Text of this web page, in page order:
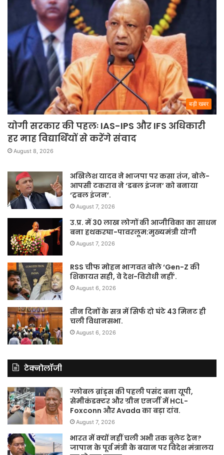
बड़ी खबर
योगी सरकार की पहलः IAS-IPS और IFS अधिकारी
हर माह विद्यार्थियों से करेंगे संवाद
August 8, 2026
अखिलेश यादव ने भाजपा पर कसा तंज, बोले-
आपसी टकराव ने ‘डबल इंजन’ को बनाया
‘ट्रबल इंजन’.
August 7, 2026
उ.प्र. में 30 लाख लोगों की आजीविका का साधन
बना हथकरघा-पावरलूम:मुख्यमंत्री योगी
August 7, 2026
RSS चीफ मोहन भागवत बोले ‘Gen-Z की
शिकायत सही, वे देश-विरोधी नहीं’.
August 6, 2026
तीन दिनों के सत्र में सिर्फ दो घंटे 43 मिनट ही
चली विधानसभा.
August 6, 2026
टेक्नोलॉजी
ग्लोबल ब्रांड्स की पहली पसंद बना यूपी,
सेमीकंडक्टर और ग्रीन एनर्जी में HCL-
Foxconn और Avada का बड़ा दांव.
August 7, 2026
भारत में क्यों नहीं चली अभी तक बुलेट ट्रेन?
जापान के पूर्व मंत्री के बयान पर विदेश मंत्रालय